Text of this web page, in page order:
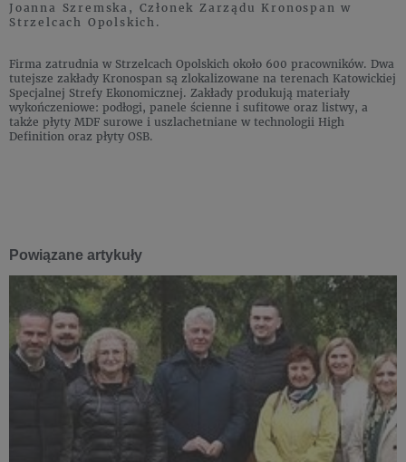
Joanna Szremska, Członek Zarządu Kronospan w
Strzelcach Opolskich.
Firma zatrudnia w Strzelcach Opolskich około 600 pracowników. Dwa
tutejsze zakłady Kronospan są zlokalizowane na terenach Katowickiej
Specjalnej Strefy Ekonomicznej. Zakłady produkują materiały
wykończeniowe: podłogi, panele ścienne i sufitowe oraz listwy, a
także płyty MDF surowe i uszlachetniane w technologii High
Definition oraz płyty OSB.
Powiązane artykuły